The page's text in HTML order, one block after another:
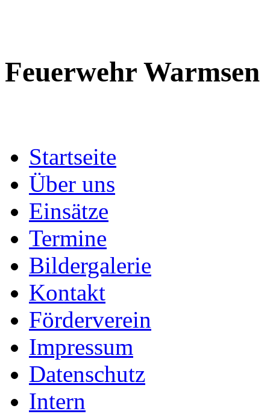
Feuerwehr Warmsen
Startseite
Über uns
Einsätze
Termine
Bildergalerie
Kontakt
Förderverein
Impressum
Datenschutz
Intern